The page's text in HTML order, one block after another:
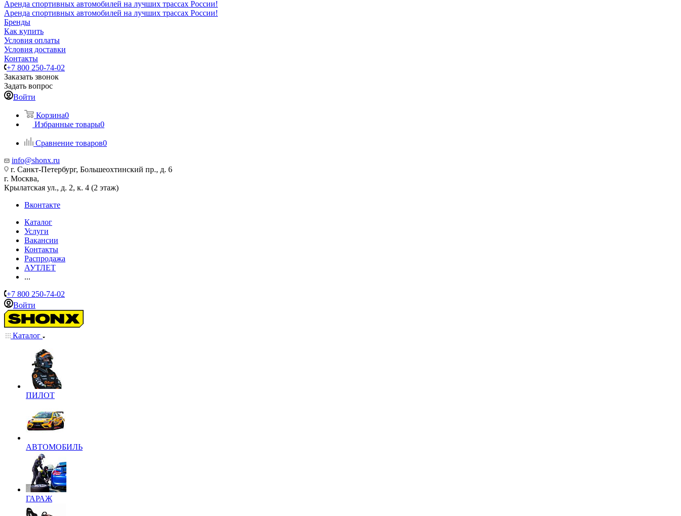
Аренда спортивных автомобилей на лучших трассах России!
Аренда спортивных автомобилей на лучших трассах России!
Бренды
Как купить
Условия оплаты
Условия доставки
Контакты
+7 800 250-74-02
Заказать звонок
Задать вопрос
Войти
Корзина0
Избранные товары0
Сравнение товаров0
info@shonx.ru
г. Санкт-Петербург, Большеохтинский пр., д. 6
г. Москва,
Крылатская ул., д. 2, к. 4 (2 этаж)
Вконтакте
Каталог
Услуги
Вакансии
Контакты
Распродажа
АУТЛЕТ
...
+7 800 250-74-02
Войти
Каталог
ПИЛОТ
АВТОМОБИЛЬ
ГАРАЖ